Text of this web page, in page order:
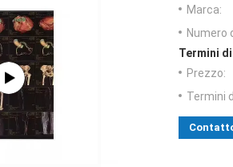
Marca:
Numero
Termini
Prezzo:
Termini